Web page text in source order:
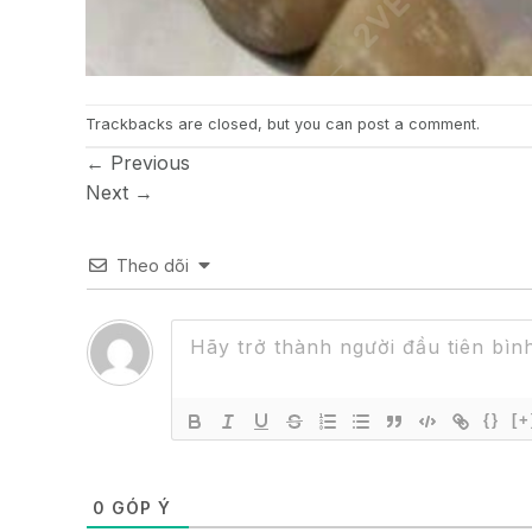
Trackbacks are closed, but you can post a comment.
← Previous
Next →
Theo dõi
{}
0 GÓP Ý